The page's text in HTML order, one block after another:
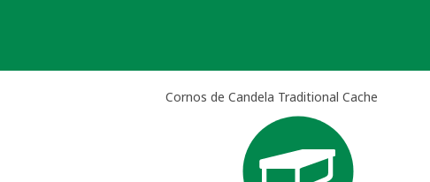
Cornos de Candela Traditional Cache